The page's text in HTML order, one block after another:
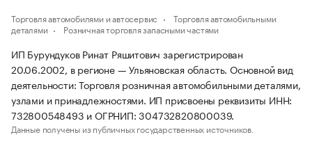
Торговля автомобилями и автосервис
Торговля автомобильными
деталями
Розничная торговля запасными частями
ИП Бурундуков Ринат Ряшитович зарегистрирован
20.06.2002, в регионе — Ульяновская область. Основной вид
деятельности: Торговля розничная автомобильными деталями,
узлами и принадлежностями. ИП присвоены реквизиты ИНН:
732800548493 и ОГРНИП: 304732820800039.
Данные получены из публичных государственных источников.